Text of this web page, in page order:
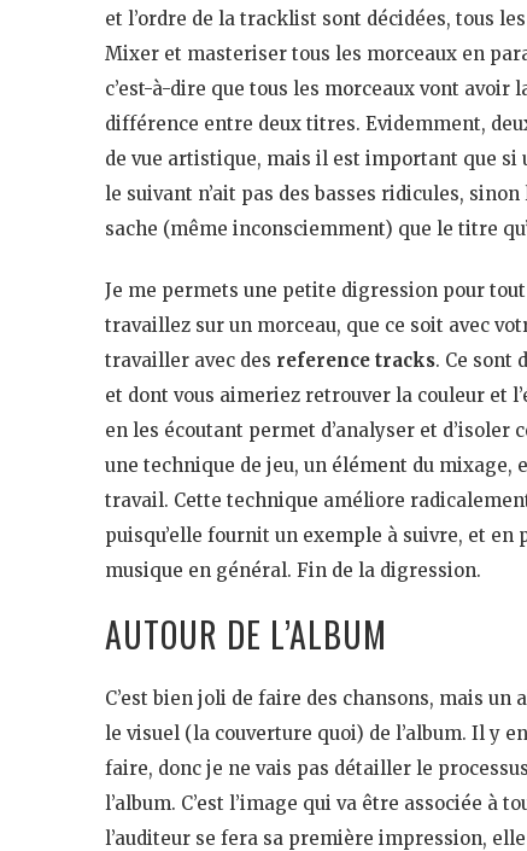
et l’ordre de la tracklist sont décidées, tous
Mixer et masteriser tous les morceaux en
c’est-à-dire que tous les morceaux vont avoir
différence entre deux titres. Evidemment,
de vue artistique, mais il est important que si
le suivant n’ait pas des basses ridicules,
sache (même inconsciemment) que le titre
Je me permets une petite digression pour
travaillez sur un morceau, que ce soit avec
travailler avec des reference tracks. Ce sont
et dont vous aimeriez retrouver la couleur et
en les écoutant permet d’analyser et
une technique de jeu, un élément du mixage,
travail. Cette technique améliore
puisqu’elle fournit un exemple à suivre, et
musique en général. Fin de la digression.
AUTOUR DE L’ALBUM
C’est bien joli de faire des chansons, mais un
le visuel (la couverture quoi) de l’album. Il y
faire, donc je ne vais pas détailler le
l’album. C’est l’image qui va être associée à
l’auditeur se fera sa première impression,